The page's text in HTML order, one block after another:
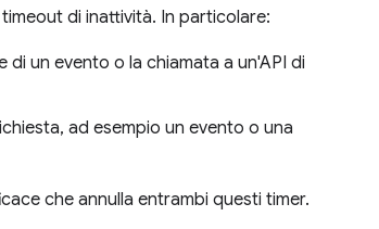
di inattività. In particolare:
un evento o la chiamata a un'API di
ad esempio un evento o una
che annulla entrambi questi timer.